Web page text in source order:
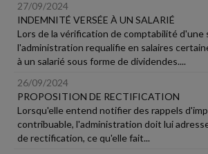
27/09/2024
INDEMNITÉ VERSÉE À UN SALARIÉ
Lors de la vérification de comptabilité d'une
l'administration requalifie en salaires
à un salarié sous forme de dividendes....
26/09/2024
PROPOSITION DE RECTIFICATION
Lorsqu'elle entend notifier des rappels
contribuable, l'administration doit lui
de rectification, ce qu'elle fait...